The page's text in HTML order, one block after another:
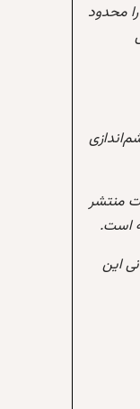
محدود
منتشر
است.
این